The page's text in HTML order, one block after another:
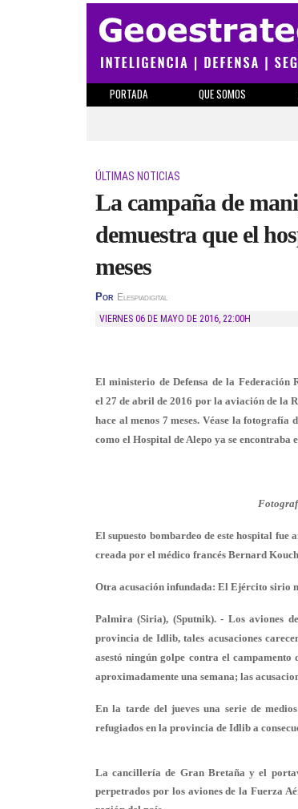
PORTADA QUE SOMOS
ÚLTIMAS NOTICIAS
La campaña de
demuestra que el
meses
Por Elespiadigital
VIERNES 06 DE MAYO DE 2016, 22:00H
El ministerio de Defensa de la Federación
el 27 de abril de 2016 por la aviación de la
hace al menos 7 meses. Véase la
como el Hospital de Alepo ya se encontraba
El supuesto bombardeo de este hospital fue
creada por el médico francés Bernard
Otra acusación infundada: El Ejército sirio
Palmira (Siria), (Sputnik). - Los aviones
provincia de Idlib, tales acusaciones
asestó ningún golpe contra el
aproximadamente una semana; las
En la tarde del jueves una serie de
refugiados en la provincia de Idlib a
La cancillería de Gran Bretaña y el
perpetrados por los aviones de la Fuerza